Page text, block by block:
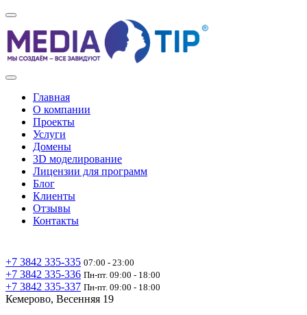
Главная
О компании
Проекты
Услуги
Домены
3D моделирование
Лицензии для программ
Блог
Клиенты
Отзывы
Контакты
+7 3842 335‑335 07:00 - 23:00
+7 3842 335‑336 Пн-пт. 09:00 - 18:00
+7 3842 335‑337 Пн-пт. 09:00 - 18:00
Кемерово, Весенняя 19